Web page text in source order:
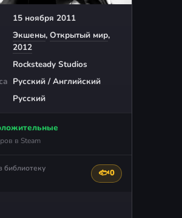
15 ноября 2011
Экшены, Открытый мир,
2012
Rocksteady Studios
Русский / Английский
Русский
в Steam
библиотеку 🐟0
Поблагодарить